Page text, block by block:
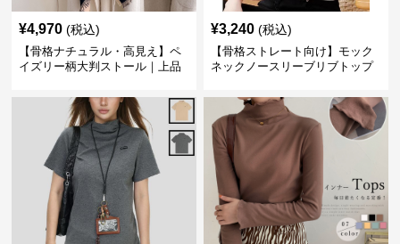
¥4,970 (税込)
【骨格ナチュラル・高見え】ペ
イズリー柄大判ストール｜上品
¥3,240 (税込)
【骨格ストレート向け】モック
ネックノースリーブリブトップ